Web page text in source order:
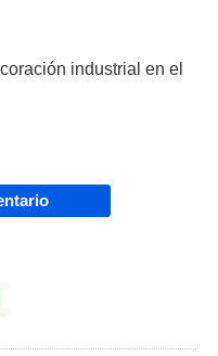
industrial en el